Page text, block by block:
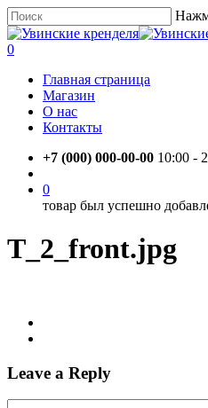
Skip
to
main
Close
Search
account
0
Главная страница
Магазин
О нас
Контакты
+7 (000) 000-00-00 10:00 -
0
товар был успешно
T_2_front.jpg
Leave a Reply